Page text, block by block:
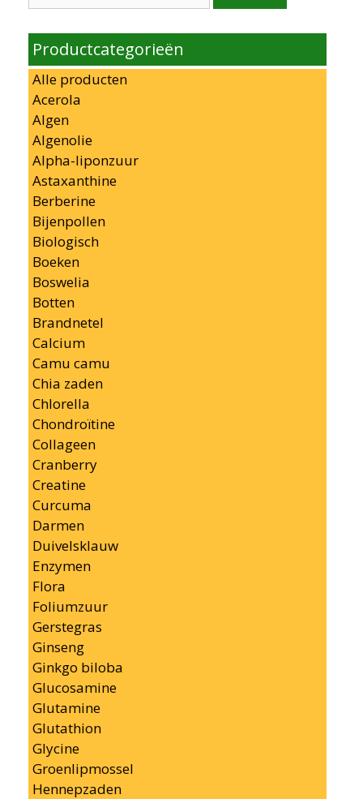
Productcategorieën
Alle producten
Acerola
Algen
Algenolie
Alpha-liponzuur
Astaxanthine
Berberine
Bijenpollen
Biologisch
Boeken
Boswelia
Botten
Brandnetel
Calcium
Camu camu
Chia zaden
Chlorella
Chondroïtine
Collageen
Cranberry
Creatine
Curcuma
Darmen
Duivelsklauw
Enzymen
Flora
Foliumzuur
Gerstegras
Ginseng
Ginkgo biloba
Glucosamine
Glutamine
Glutathion
Glycine
Groenlipmossel
Hennepzaden